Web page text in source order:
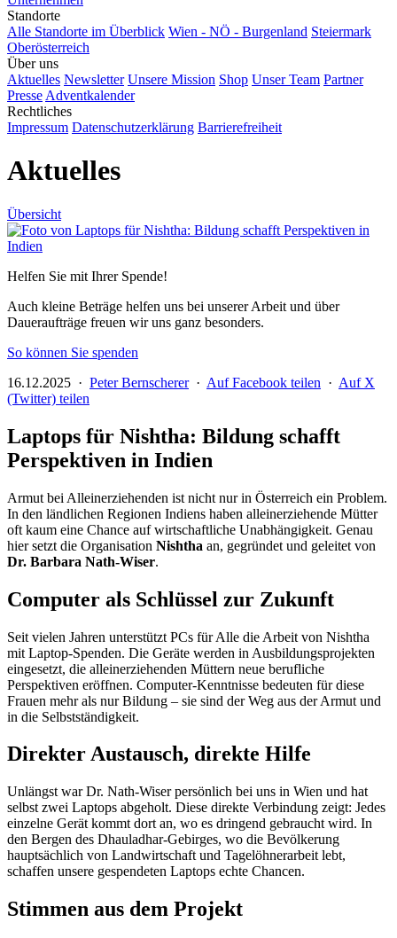
Standorte
Alle Standorte im Überblick Wien - NÖ - Burgenland Steiermark
Oberösterreich
Über uns
Aktuelles Newsletter Unsere Mission Shop Unser Team Partner
Presse Adventkalender
Rechtliches
Impressum Datenschutzerklärung Barrierefreiheit
Aktuelles
Übersicht
Helfen Sie mit Ihrer Spende!
Auch kleine Beträge helfen uns bei unserer Arbeit und über
Daueraufträge freuen wir uns ganz besonders.
So können Sie spenden
16.12.2025 · Peter Bernscherer· Auf Facebook teilen · Auf X
(Twitter) teilen
Laptops für Nishtha: Bildung schafft
Perspektiven in Indien
Armut bei Alleinerziehenden ist nicht nur in Österreich ein Problem.
In den ländlichen Regionen Indiens haben alleinerziehende Mütter
oft kaum eine Chance auf wirtschaftliche Unabhängigkeit. Genau
hier setzt die Organisation Nishtha an, gegründet und geleitet von
Dr. Barbara Nath-Wiser.
Computer als Schlüssel zur Zukunft
Seit vielen Jahren unterstützt PCs für Alle die Arbeit von Nishtha
mit Laptop-Spenden. Die Geräte werden in Ausbildungsprojekten
eingesetzt, die alleinerziehenden Müttern neue berufliche
Perspektiven eröffnen. Computer-Kenntnisse bedeuten für diese
Frauen mehr als nur Bildung – sie sind der Weg aus der Armut und
in die Selbstständigkeit.
Direkter Austausch, direkte Hilfe
Unlängst war Dr. Nath-Wiser persönlich bei uns in Wien und hat
selbst zwei Laptops abgeholt. Diese direkte Verbindung zeigt: Jedes
einzelne Gerät kommt dort an, wo es dringend gebraucht wird. In
den Bergen des Dhauladhar-Gebirges, wo die Bevölkerung
hauptsächlich von Landwirtschaft und Tagelöhnerarbeit lebt,
schaffen unsere gespendeten Laptops echte Chancen.
Stimmen aus dem Projekt